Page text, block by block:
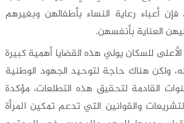
فإن أعباء رعاية النساء بأطفالهن وبغيرهم
العناية بأنفسهن.
للسكان يولي هذه القضايا أهمية كبيرة
ولكن هناك حاجة لتوحيد الجهود الوطنية
القادمة لتحقيق هذه التطلعات، مؤكدة
والقوانين التي تدعم تمكين المرأة